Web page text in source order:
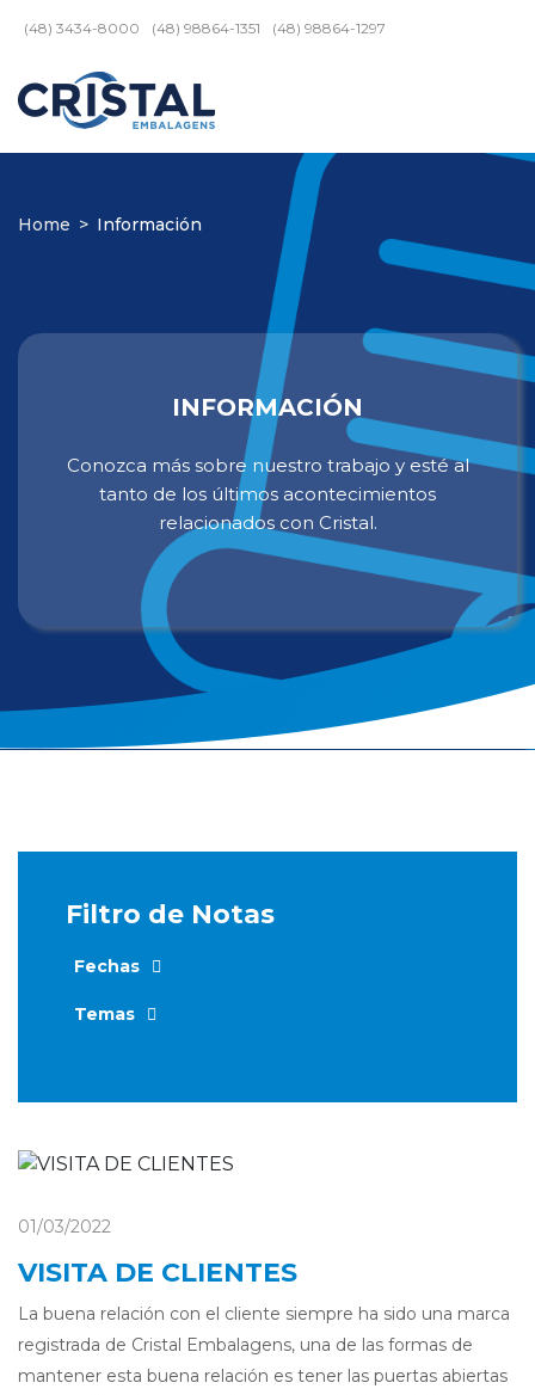
(48) 3434-8000 (48) 98864-1351 (48) 98864-1297
Home > Información
INFORMACIÓN
Conozca más sobre nuestro trabajo y esté al
tanto de los últimos acontecimientos
relacionados con Cristal.
Filtro de Notas
Fechas
Temas
01/03/2022
VISITA DE CLIENTES
La buena relación con el cliente siempre ha sido una marca
registrada de Cristal Embalagens, una de las formas de
mantener esta buena relación es tener las puertas abiertas